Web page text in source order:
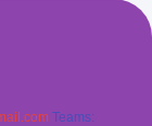
Teams: